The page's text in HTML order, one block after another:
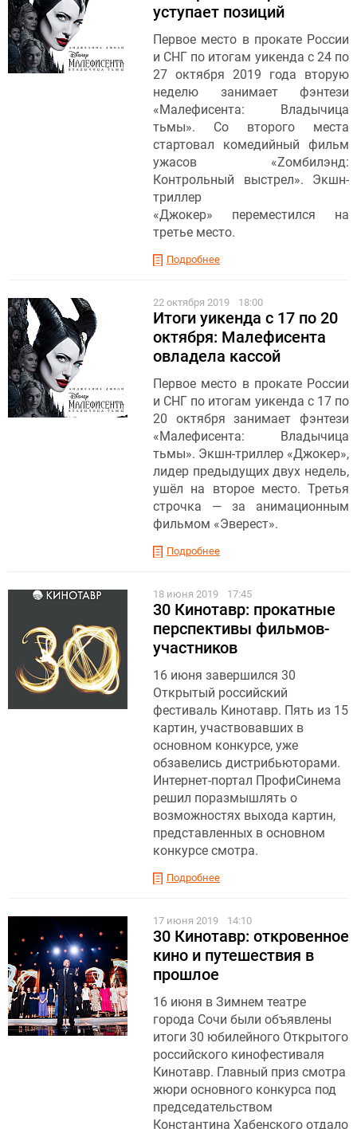
уступает позиций
Первое место в прокате России
и СНГ по итогам уикенда с 24 по
27 октября 2019 года вторую
неделю занимает фэнтези
«Малефисента: Владычица
тьмы». Со второго места
стартовал комедийный фильм
ужасов «Zомбилэнд:
Контрольный выстрел». Экшн-
триллер
«Джокер» переместился на
третье место.
Подробнее
22 октября 2019 18:00
Итоги уикенда с 17 по 20
октября: Малефисента
овладела кассой
Первое место в прокате России
и СНГ по итогам уикенда с 17 по
20 октября занимает фэнтези
«Малефисента: Владычица
тьмы». Экшн-триллер «Джокер»,
лидер предыдущих двух недель,
ушёл на второе место. Третья
строчка — за анимационным
фильмом «Эверест».
Подробнее
18 июня 2019 17:45
30 Кинотавр: прокатные
перспективы фильмов-
участников
16 июня завершился 30
Открытый российский
фестиваль Кинотавр. Пять из 15
картин, участвовавших в
основном конкурсе, уже
обзавелись дистрибьюторами.
Интернет-портал ПрофиСинема
решил поразмышлять о
возможностях выхода картин,
представленных в основном
конкурсе смотра.
Подробнее
17 июня 2019 14:10
30 Кинотавр: откровенное
кино и путешествия в
прошлое
16 июня в Зимнем театре
города Сочи были объявлены
итоги 30 юбилейного Открытого
российского кинофестиваля
Кинотавр. Главный приз смотра
жюри основного конкурса под
председательством
Константина Хабенского отдало